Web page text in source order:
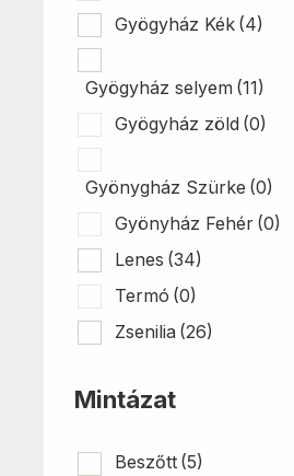
Gyögyház Kék (4)
Gyögyház selyem (11)
Gyögyház zöld (0)
Gyönygház Szürke (0)
Gyönyház Fehér (0)
Lenes (34)
Termó (0)
Zsenilia (26)
Mintázat
Beszőtt (5)